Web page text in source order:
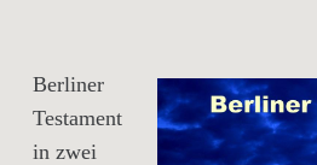
Berliner
Testament
in zwei